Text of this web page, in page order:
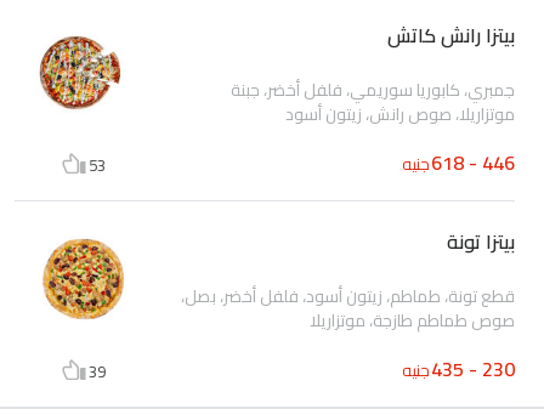
بيتزا رانش كاتش
جمبري، كابوريا سوريمي، فلفل أخضر، جبنة
موتزاريلا، صوص رانش، زيتون أسود
446 - 618 جنيه 53
بيتزا تونة
قطع تونة، طماطم، زيتون أسود، فلفل أخضر، بصل،
صوص طماطم طازجة، موتزاريلا
230 - 435 جنيه 39